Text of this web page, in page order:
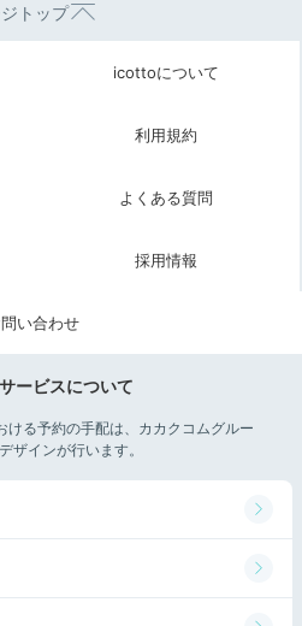
トップ
icottoについて
利用規約
よくある質問
採用情報
い合わせ
ービスについて
る予約の手配は、カカクコムグルー
ザインが行います。